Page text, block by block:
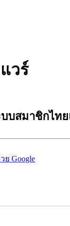
วร์
บบสมาชิกไท
ย Google